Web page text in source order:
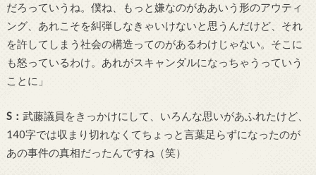
だろっていうね。僕ね、もっと嫌なのがああいう形のアウティ
ング、あれこそを糾弾しなきゃいけないと思うんだけど、それ
を許してしまう社会の構造ってのがあるわけじゃない。そこに
も怒っているわけ。あれがスキャンダルになっちゃうっていう
ことに」
S： 武藤議員をきっかけにして、いろんな思いがあふれたけど、
140字では収まり切れなくてちょっと言葉足らずになったのが
あの事件の真相だったんですね（笑）